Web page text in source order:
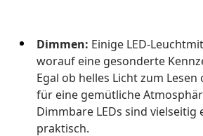
Dimmen: Einige LED-
worauf eine gesonderte
Egal ob helles Licht zum
für eine gemütliche
Dimmbare LEDs sind vielseitig
praktisch.